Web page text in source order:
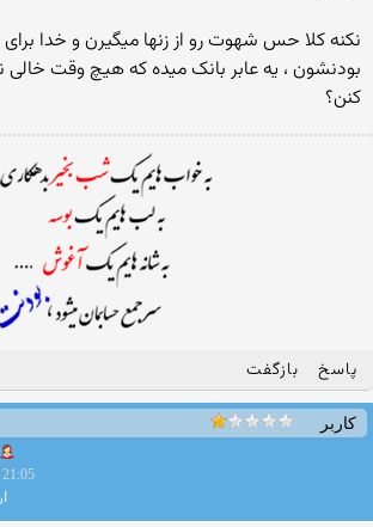
نکنه کلا حس شهوت رو از زنها میگیرن و خدا
بودنشون ، یه عابر بانک میده که هیچ وقت
کنن؟
پاسخ بازگفت
کاربر
21:05